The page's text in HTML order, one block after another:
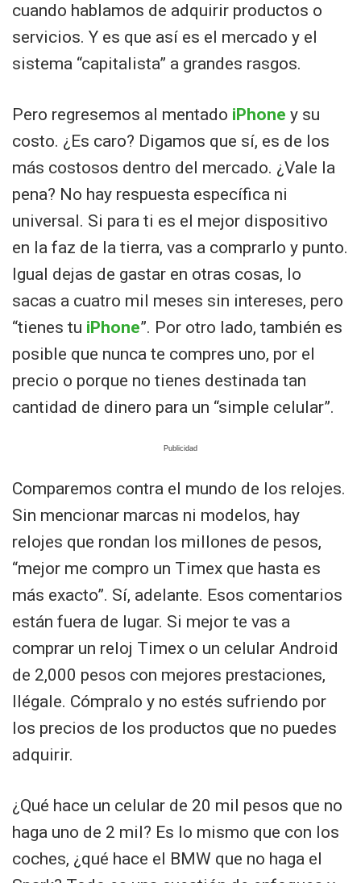
cuando hablamos de adquirir productos o
servicios. Y es que así es el mercado y el
sistema “capitalista” a grandes rasgos.
Pero regresemos al mentado iPhone y su
costo. ¿Es caro? Digamos que sí, es de los
más costosos dentro del mercado. ¿Vale la
pena? No hay respuesta específica ni
universal. Si para ti es el mejor dispositivo
en la faz de la tierra, vas a comprarlo y punto.
Igual dejas de gastar en otras cosas, lo
sacas a cuatro mil meses sin intereses, pero
“tienes tu iPhone”. Por otro lado, también es
posible que nunca te compres uno, por el
precio o porque no tienes destinada tan
cantidad de dinero para un “simple celular”.
Comparemos contra el mundo de los relojes.
Sin mencionar marcas ni modelos, hay
relojes que rondan los millones de pesos,
“mejor me compro un Timex que hasta es
más exacto”. Sí, adelante. Esos comentarios
están fuera de lugar. Si mejor te vas a
comprar un reloj Timex o un celular Android
de 2,000 pesos con mejores prestaciones,
llégale. Cómpralo y no estés sufriendo por
los precios de los productos que no puedes
adquirir.
¿Qué hace un celular de 20 mil pesos que no
haga uno de 2 mil? Es lo mismo que con los
coches, ¿qué hace el BMW que no haga el